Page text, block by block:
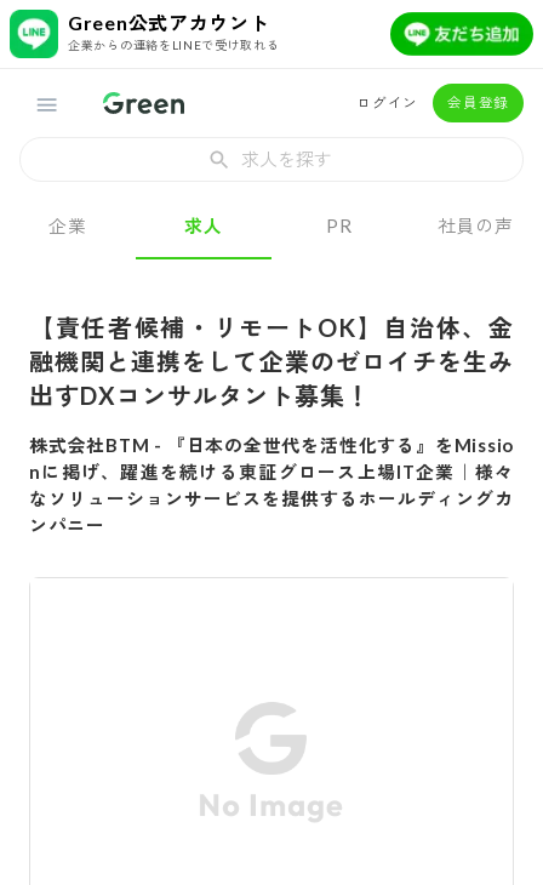
Green公式アカウント
企業からの連絡をLINEで受け取れる
ログイン 会員登録
求人を探す
企業 求人 PR 社員の声
【責任者候補・リモートOK】自治体、金
融機関と連携をして企業のゼロイチを生み
出すDXコンサルタント募集！
株式会社BTM -
『日本の全世代を活性化する』をMissio
nに掲げ、躍進を続ける東証グロース上場IT企業｜様々
なソリューションサービスを提供するホールディングカ
ンパニー